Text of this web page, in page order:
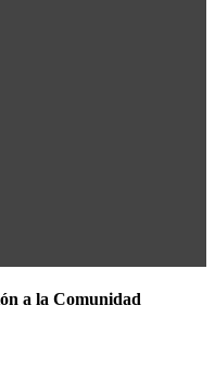
a la Comunidad